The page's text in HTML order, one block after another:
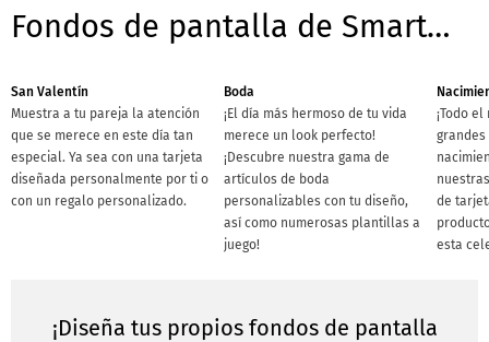
Fondos de pantalla de Smartwatches-Plantillas para ocasiones
San Valentín
Muestra a tu pareja la atención
que se merece en este día tan
especial. Ya sea con una tarjeta
diseñada personalmente por ti o
con un regalo personalizado.
Boda
¡El día más hermoso de tu vida
merece un look perfecto!
¡Descubre nuestra gama de
artículos de boda
personalizables con tu diseño,
así como numerosas plantillas a
juego!
¡Todo
grandes
de
esta
¡Diseña tus propios fondos de pantalla